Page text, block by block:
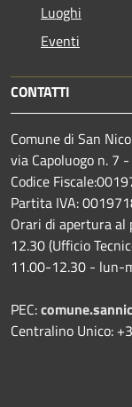
Luoghi
Eventi
CONTATTI
Comune di San
via Capoluogo n. 7
Codice
Partita IVA:
Orari di apertura
12.30 (Ufficio
11.00-12.30 - lun-
PEC:
Centralino Unico: